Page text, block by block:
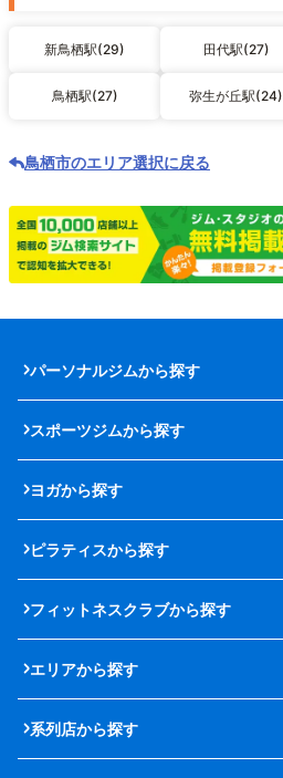
新鳥栖駅(29) 田代駅(27)
鳥栖駅(27) 弥生が丘駅(24)
鳥栖市のエリア選択に戻る
パーソナルジムから探す
スポーツジムから探す
ヨガから探す
ピラティスから探す
フィットネスクラブから探す
エリアから探す
系列店から探す